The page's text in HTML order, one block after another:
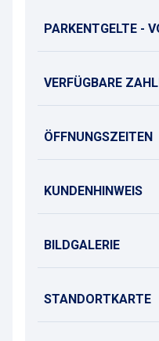
PARKENTGELTE -
VERFÜGBARE
ÖFFNUNGSZEITEN
KUNDENHINWEIS
BILDGALERIE
STANDORTKARTE